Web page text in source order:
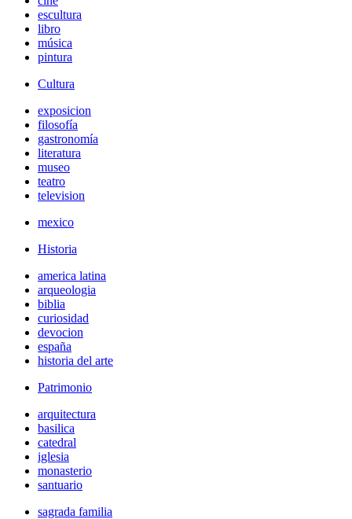
escultura
libro
música
pintura
Cultura
exposicion
filosofía
gastronomía
literatura
museo
teatro
television
mexico
Historia
america latina
arqueologia
biblia
curiosidad
devocion
españa
historia del arte
Patrimonio
arquitectura
basilica
catedral
iglesia
monasterio
santuario
sagrada familia